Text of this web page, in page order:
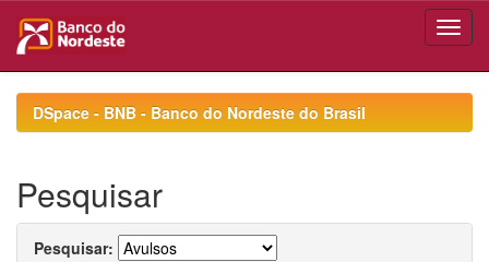
navigationDSpace - BNB - Banco do Nordeste do Brasil
Pesquisar
Pesquisar: